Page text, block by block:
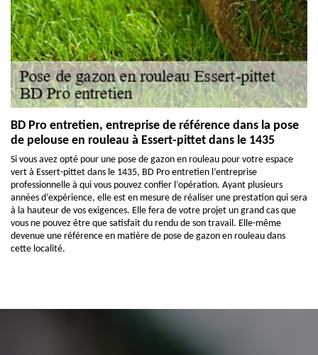
BD Pro entretien, entreprise de référence dans la pose
de pelouse en rouleau à Essert-pittet dans le 1435
Si vous avez opté pour une pose de gazon en rouleau pour votre espace
vert à Essert-pittet dans le 1435, BD Pro entretien l’entreprise
professionnelle à qui vous pouvez confier l’opération. Ayant plusieurs
années d’expérience, elle est en mesure de réaliser une prestation qui sera
à la hauteur de vos exigences. Elle fera de votre projet un grand cas que
vous ne pouvez être que satisfait du rendu de son travail. Elle-même
devenue une référence en matière de pose de gazon en rouleau dans
cette localité.